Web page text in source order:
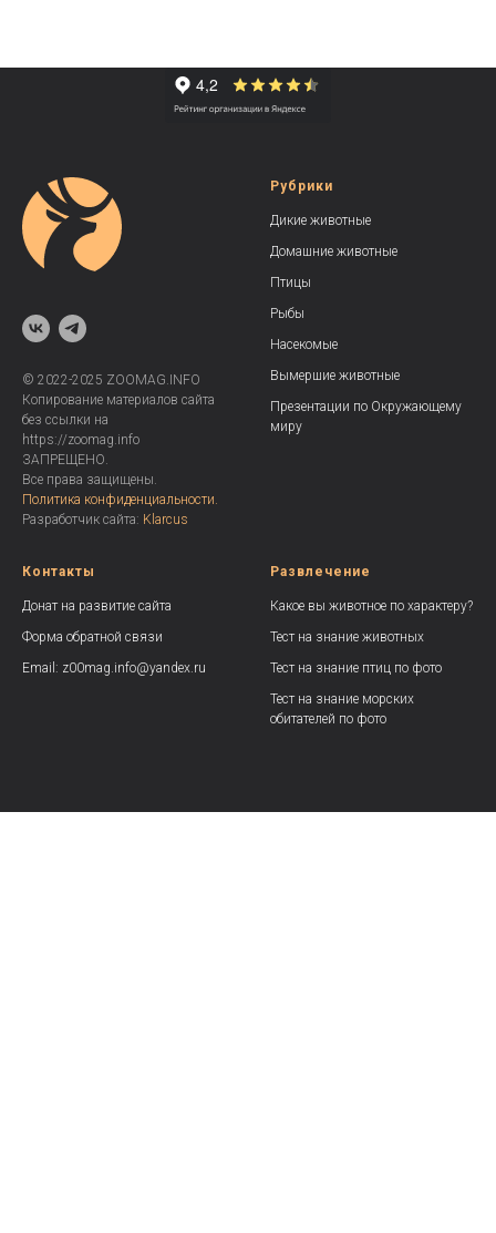
© 2022-2025 ZOOMAG.INFO
Копирование материалов сайта
без ссылки на
https://zoomag.info
ЗАПРЕЩЕНО.
Все права защищены.
Политика конфиденциальности.
Разработчик сайта: Klarcus
Рубрики
Дикие животные
Домашние животные
Птицы
Рыбы
Насекомые
Вымершие животные
Презентации по Окружающему
миру
Контакты
Донат на развитие сайта
Форма обратной связи
Email: z00mag.info@yandex.ru
Развлечение
Какое вы животное по характеру?
Тест на знание животных
Тест на знание птиц по фото
Тест на знание морских
обитателей по фото